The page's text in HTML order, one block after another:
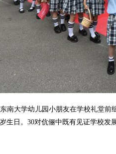
大学幼儿园小朋友在学校礼堂前
生日。30对伉俪中既有见证学校